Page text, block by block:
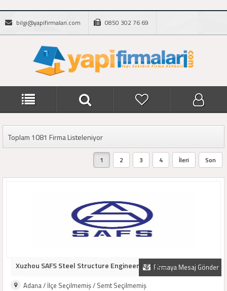
bilgi@yapifirmalari.com 0850 302 76 69
Toplam 1081 Firma Listeleniyor
1 2 3 4 İleri Son
Firmaya Mesaj Gönder
Xuzhou SAFS Steel Structure Engineering Co., ..
Adana / İlçe Seçilmemiş / Semt Seçilmemiş